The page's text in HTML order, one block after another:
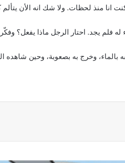
منذ لحظات. ولا شك انه الأن يتألم
له فلم يجد. احتار الرجل ماذا يفعل؟
بالماء، وخرج به بصعوبة، وحين